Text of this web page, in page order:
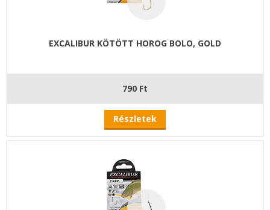
EXCALIBUR KÖTÖTT HOROG BOLO, GOLD
790 Ft
Részletek